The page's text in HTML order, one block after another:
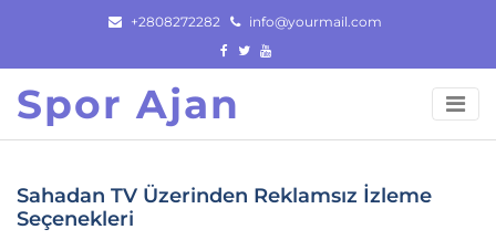
content
+2808272282 info@yourmail.com
Spor Ajan
Sahadan TV Üzerinden Reklamsız İzleme
Seçenekleri